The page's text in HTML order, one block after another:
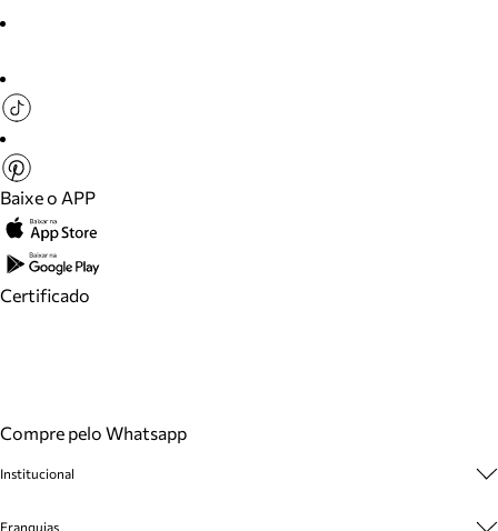
Baixe o APP
Certificado
Compre pelo Whatsapp
Institucional
Franquias